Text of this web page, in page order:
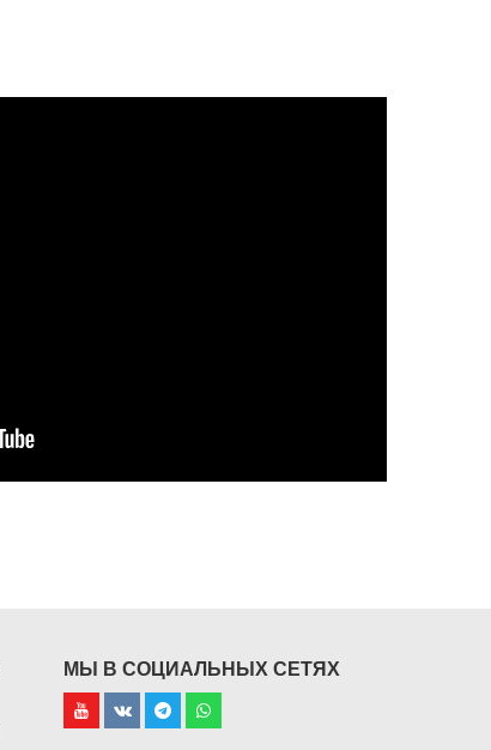
МЫ В СОЦИАЛЬНЫХ СЕТЯХ